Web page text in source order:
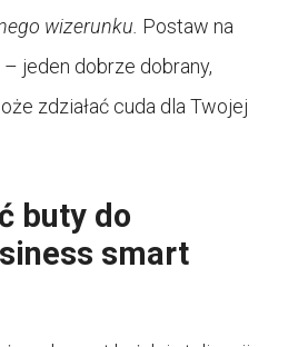
wizerunku. Postaw na
jeden dobrze dobrany,
zdziałać cuda dla Twojej
buty do
smart